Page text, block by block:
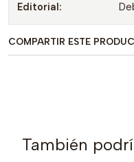
Editorial:
COMPARTIR ESTE
También